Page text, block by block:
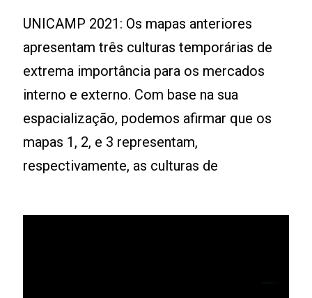
UNICAMP 2021: Os mapas anteriores
apresentam três culturas temporárias de
extrema importância para os mercados
interno e externo. Com base na sua
espacialização, podemos afirmar que os
mapas 1, 2, e 3 representam,
respectivamente, as culturas de